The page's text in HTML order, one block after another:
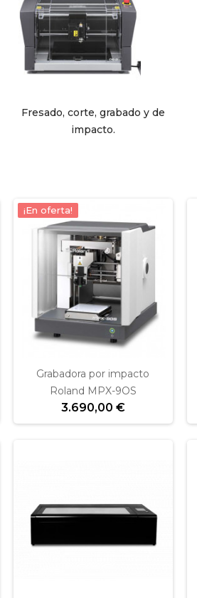
Fresado, corte, grabado y de
impacto.
¡En oferta!
Grabadora por impacto
Roland MPX-9OS
3.690,00 €